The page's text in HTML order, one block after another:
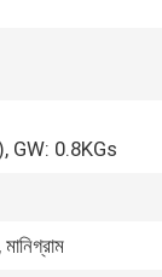
GW: 0.8KGs